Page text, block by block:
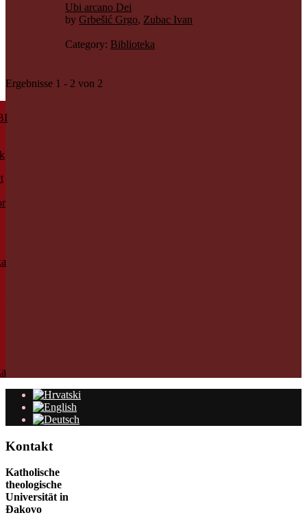
Ubi arcano Dei
by Grbešić Grgo, Zubac Ivan
Category: Biblioteka
Ergebnisse 1 - 2 von 2
Kontakt
Katholische
theologische
Universität in
Đakovo